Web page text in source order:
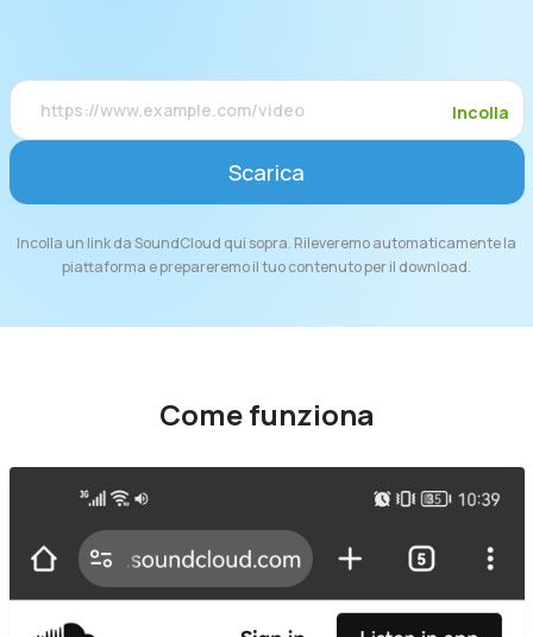
Incolla
Scarica
Incolla un link da SoundCloud qui sopra. Rileveremo automaticamente la
piattaforma e prepareremo il tuo contenuto per il download.
Come funziona